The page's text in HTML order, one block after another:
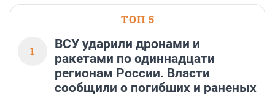
ТОП 5
1
ВСУ ударили дронами и
ракетами по одиннадцати
регионам России. Власти
сообщили о погибших и раненых